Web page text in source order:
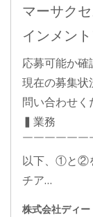
マーサク
インメン
応募可能か確
現在の募集状
問い合わせく
▍業務
￣￣￣￣￣
以下、①と②
チア…
株式会社ディ